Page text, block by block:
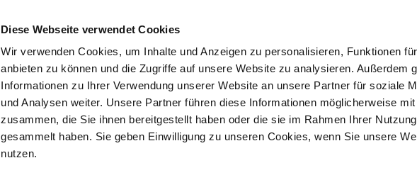
Diese Webseite verwendet Cookies
Wir verwenden Cookies, um Inhalte und Anzeigen zu personalisieren, Funktionen
anbieten zu können und die Zugriffe auf unsere Website zu analysieren. Außerdem
Informationen zu Ihrer Verwendung unserer Website an unsere Partner für soziale
und Analysen weiter. Unsere Partner führen diese Informationen möglicherweise
zusammen, die Sie ihnen bereitgestellt haben oder die sie im Rahmen Ihrer
gesammelt haben. Sie geben Einwilligung zu unseren Cookies, wenn Sie unsere
nutzen.
Onlineshop